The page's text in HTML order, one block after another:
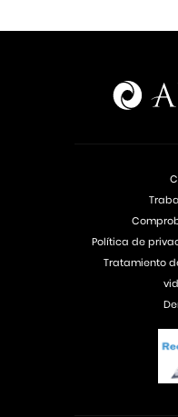
Política de
Tratamiento